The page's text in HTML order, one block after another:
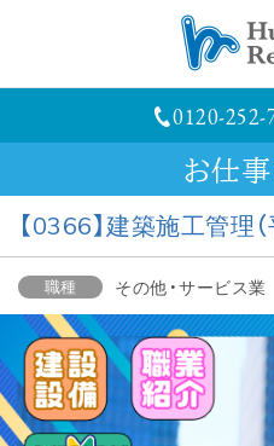
0120-252-
お仕
【0366】建築施工管理（
職種 その他・サービス業